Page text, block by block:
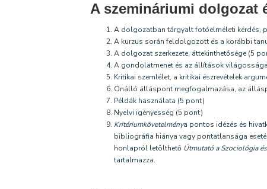
A szemináriumi dolgozat
A dolgozatban tárgyalt fotóelméleti kérdés,
A kurzus során feldolgozott és a korábbi
A dolgozat szerkezete, áttekinthetősége (5
A gondolatmenet és az állítások
Kritikai szemlélet, a kritikai észrevételek
Önálló álláspont megfogalmazása, az
Példák használata (5 pont)
Nyelvi igényesség (5 pont)
Kritériumkövetelménya pontos idézés és
bibliográfia hiánya vagy pontatlansága
honlapról letölthető Útmutató a Szociológia
tartalmazza.